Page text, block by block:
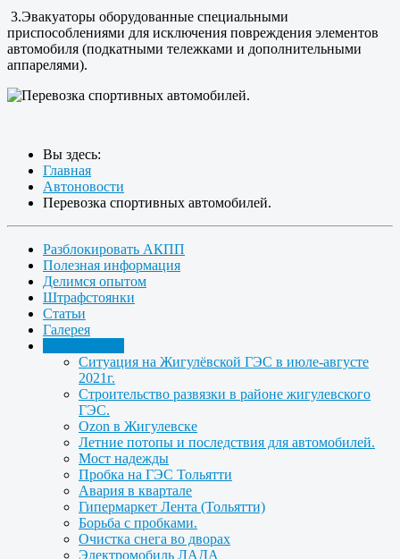
3.Эвакуаторы оборудованные специальными
приспособлениями для исключения повреждения элементов
автомобиля (подкатными тележками и дополнительными
аппарелями).
Вы здесь:
Главная
Автоновости
Перевозка спортивных автомобилей.
Разблокировать АКПП
Полезная информация
Делимся опытом
Штрафстоянки
Статьи
Галерея
Ситуация на Жигулёвской ГЭС в июле-августе
2021г.
Строительство развязки в районе жигулевского
ГЭС.
Ozon в Жигулевске
Летние потопы и последствия для автомобилей.
Мост надежды
Пробка на ГЭС Тольятти
Авария в квартале
Гипермаркет Лента (Тольятти)
Борьба с пробками.
Очистка снега во дворах
Электромобиль ЛАДА